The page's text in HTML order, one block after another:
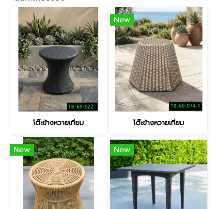
โต๊ะข้างหวายเทียม
New
โต๊ะข้างหวายเทียม
New New